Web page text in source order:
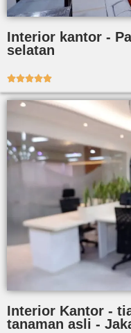
Interior kantor -
selatan

Interior Kantor -
tanaman asli -